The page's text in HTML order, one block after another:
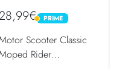
PRIME
PRIME
Scooter Classic
Rider